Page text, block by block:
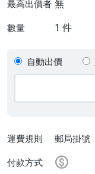
最高出價者 無
數量 1 件
自動出價
運費規則
郵局掛號
運費】
付款方式